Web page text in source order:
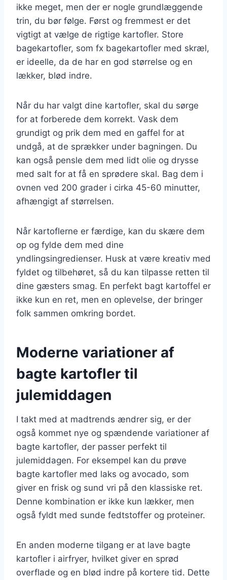
ikke meget, men der er nogle grundlæggende
trin, du bør følge. Først og fremmest er det
vigtigt at vælge de rigtige kartofler. Store
bagekartofler, som fx bagekartofler med skræl,
er ideelle, da de har en god størrelse og en
lækker, blød indre.
Når du har valgt dine kartofler, skal du sørge
for at forberede dem korrekt. Vask dem
grundigt og prik dem med en gaffel for at
undgå, at de sprækker under bagningen. Du
kan også pensle dem med lidt olie og drysse
med salt for at få en sprødere skal. Bag dem i
ovnen ved 200 grader i cirka 45-60 minutter,
afhængigt af størrelsen.
Når kartoflerne er færdige, kan du skære dem
op og fylde dem med dine
yndlingsingredienser. Husk at være kreativ med
fyldet og tilbehøret, så du kan tilpasse retten til
dine gæsters smag. En perfekt bagt kartoffel er
ikke kun en ret, men en oplevelse, der bringer
folk sammen omkring bordet.
Moderne variationer af
bagte kartofler til
julemiddagen
I takt med at madtrends ændrer sig, er der
også kommet nye og spændende variationer af
bagte kartofler, der passer perfekt til
julemiddagen. For eksempel kan du prøve
bagte kartofler med laks og avocado, som
giver en frisk og sund vri på den klassiske ret.
Denne kombination er ikke kun lækker, men
også fyldt med sunde fedtstoffer og proteiner.
En anden moderne tilgang er at lave bagte
kartofler i airfryer, hvilket giver en sprød
overflade og en blød indre på kortere tid. Dette